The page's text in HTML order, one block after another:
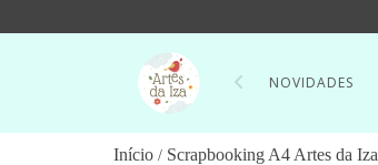
NOVIDADES
Início / Scrapbooking A4 Artes da Iza